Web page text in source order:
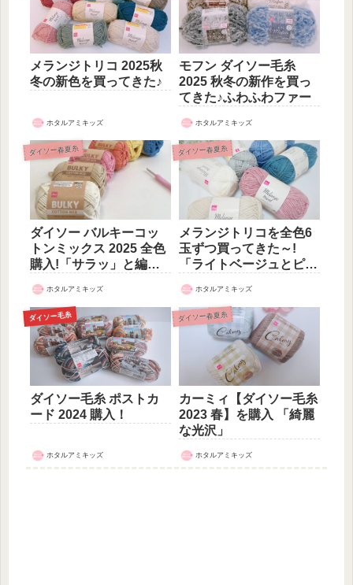
メランジトリコ 2025秋
冬の新色を買ってきた♪
ホタルアミキッズ
モフン ダイソー毛糸
2025 秋冬の新作を買っ
てきた♪ふわふわファー
ホタルアミキッズ
ダイソー春夏糸
ダイソー バルキーコッ
トンミックス 2025 全色
購入!「サラッ」と編め
ホタルアミキッズ
ダイソー春夏糸
メランジトリコを全色6
玉ずつ買ってきた～!
「ライトベージュとピン
ホタルアミキッズ
ダイソー毛糸
ダイソー毛糸 ポストカ
ード 2024 購入！
ホタルアミキッズ
ダイソー春夏糸
カーミィ【ダイソー毛糸
2023 春】を購入 「綺麗
な光沢」
ホタルアミキッズ